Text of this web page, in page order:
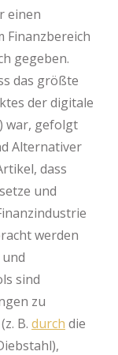
einen
Finanzbereich
gegeben.
das größte
der digitale
) war, gefolgt
Alternativer
dass
und
werden
sind
zu
B. durch die